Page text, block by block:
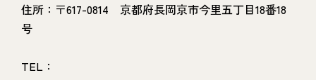
住所：〒617-0814 京都府長岡京市今里五丁目18番18
号
TEL：